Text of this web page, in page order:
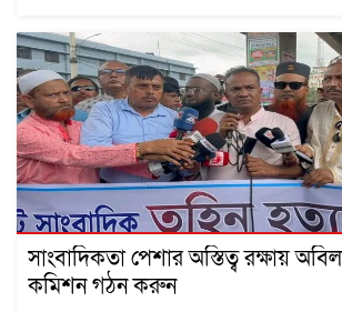
সাংবাদিকতা পেশার অস্তিত্ব রক্ষায়
কমিশন গঠন করুন